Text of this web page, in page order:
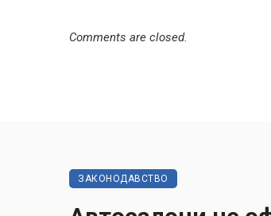
Comments are closed.
ЗАКОНОДАВСТВО